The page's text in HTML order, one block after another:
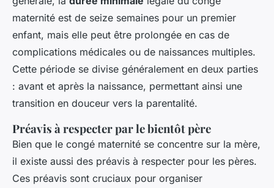
maternité est de seize semaines pour un premier
enfant, mais elle peut être prolongée en cas de
complications médicales ou de naissances multiples.
Cette période se divise généralement en deux parties
: avant et après la naissance, permettant ainsi une
transition en douceur vers la parentalité.
Préavis à respecter par le bientôt père
Bien que le congé maternité se concentre sur la mère,
il existe aussi des préavis à respecter pour les pères.
Ces préavis sont cruciaux pour organiser